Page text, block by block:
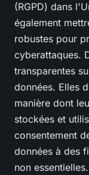
(RGPD) dans
également
robustes pour
cyberattaques.
transparentes
données. Elles
manière dont
stockées et
consentement
données à des
non